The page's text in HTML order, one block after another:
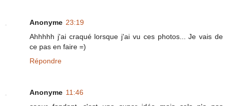
Anonyme 23:19
Ahhhhh j'ai craqué lorsque j'ai vu ces photos... Je vais de
ce pas en faire =)
Répondre
Anonyme 11:46